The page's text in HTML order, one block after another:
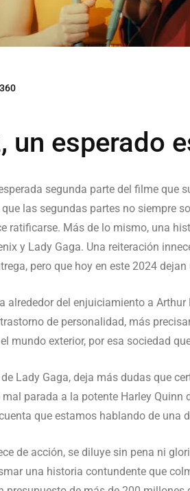
un esperado
segunda parte del filme que
las segundas partes no siempre
ratificarse. Más de lo mismo, una
y Lady Gaga. Una reiteración
pero que hoy en este 2024
alrededor del enjuiciamiento a
de personalidad, más
mundo exterior, por esa sociedad
Lady Gaga, deja más dudas que
parada a la potente Harley
que estamos hablando de una
de acción, se diluye sin pena ni
una historia contundente que